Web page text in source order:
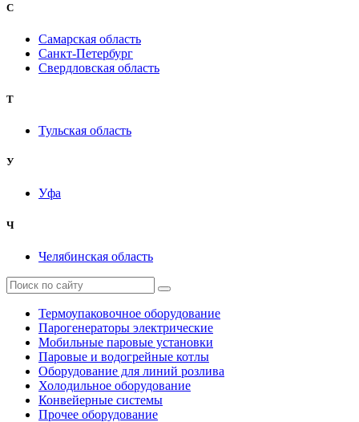
С
Самарская область
Санкт-Петербург
Свердловская область
Т
Тульская область
У
Уфа
Ч
Челябинская область
Термоупаковочное оборудование
Парогенераторы электрические
Мобильные паровые установки
Паровые и водогрейные котлы
Оборудование для линий розлива
Холодильное оборудование
Конвейерные системы
Прочее оборудование